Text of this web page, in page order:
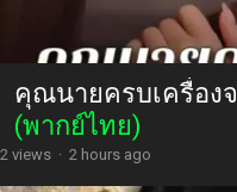
คุณนายครบเครื่อง
(พากย์ไทย)
2 views · 2 hours ago